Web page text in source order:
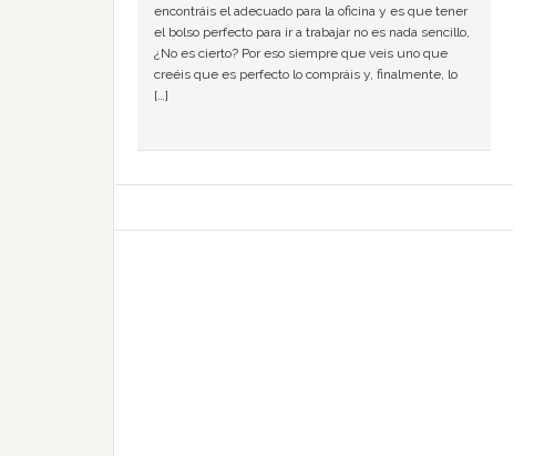
encontráis el adecuado para la oficina y es que tener
el bolso perfecto para ir a trabajar no es nada sencillo,
¿No es cierto? Por eso siempre que veis uno que
creéis que es perfecto lo compráis y, finalmente, lo
[…]